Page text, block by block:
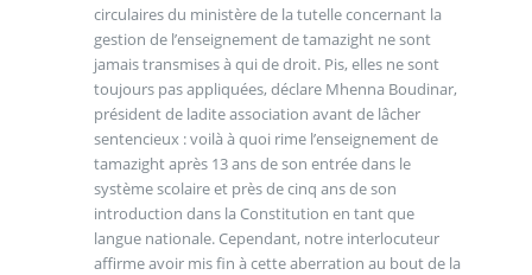
circulaires du ministère de la tutelle concernant la
gestion de l’enseignement de tamazight ne sont
jamais transmises à qui de droit. Pis, elles ne sont
toujours pas appliquées, déclare Mhenna Boudinar,
président de ladite association avant de lâcher
sentencieux : voilà à quoi rime l’enseignement de
tamazight après 13 ans de son entrée dans le
système scolaire et près de cinq ans de son
introduction dans la Constitution en tant que
langue nationale. Cependant, notre interlocuteur
affirme avoir mis fin à cette aberration au bout de la